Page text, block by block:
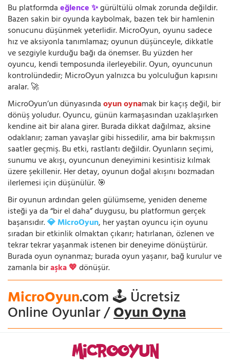
Bu platformdaeğlence ✨gürültülü olmak zorunda değildir.
Bazen sakin bir oyunda kaybolmak, bazen tek bir hamlenin
sonucunu düşünmek yeterlidir. MicroOyun, oyunu sadece
hız ve aksiyonla tanımlamaz; oyunun düşünceyle, dikkatle
ve sezgiyle kurduğu bağı da önemser. Bu yüzden her
oyuncu, kendi temposunda ilerleyebilir. Oyun, oyuncunun
kontrolündedir; MicroOyun yalnızca bu yolculuğun kapısını
aralar. 🚀
MicroOyun’un dünyasındaoyun oynamak bir kaçış değil, bir
dönüş yoludur. Oyuncu, günün karmaşasından uzaklaşırken
kendine ait bir alana girer. Burada dikkat dağılmaz, aksine
odaklanır; zaman yavaşlar gibi hissedilir, ama bir bakmışsın
saatler geçmiş. Bu etki, rastlantı değildir. Oyunların seçimi,
sunumu ve akışı, oyuncunun deneyimini kesintisiz kılmak
üzere şekillenir. Her detay, oyunun doğal akışını bozmadan
ilerlemesi için düşünülür. 🎯
Bir oyunun ardından gelen gülümseme, yeniden deneme
isteği ya da “bir el daha” duygusu, bu platformun gerçek
başarısıdır.💎 MicroOyun, her yaştan oyuncu için oyunu
sıradan bir etkinlik olmaktan çıkarır; hatırlanan, özlenen ve
tekrar tekrar yaşanmak istenen bir deneyime dönüştürür.
Burada oyun oynanmaz; burada oyun yaşanır, bağ kurulur ve
zamanla biraşka 💖dönüşür.
MicroOyun.com 🕹️ Ücretsiz
Online Oyunlar /Oyun Oyna